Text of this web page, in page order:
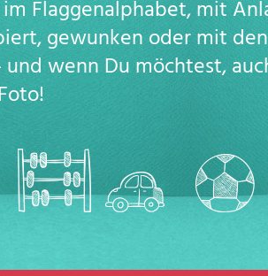
Flaggenalphabet, mit
gewunken oder mit
wenn Du möchtest,